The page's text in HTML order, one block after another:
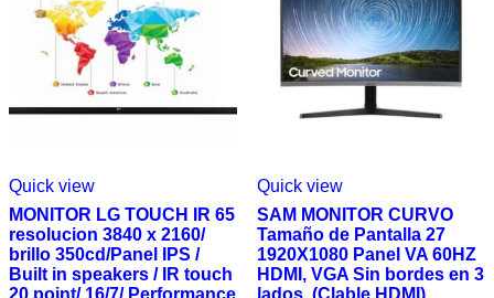
Quick view
MONITOR LG TOUCH IR 65
resolucion 3840 x 2160/
brillo 350cd/Panel IPS /
Built in speakers / IR touch
20 point/ 16/7/ Performance
Quick view
SAM MONITOR CURVO
Tamaño de Pantalla 27
1920X1080 Panel VA 60HZ
HDMI, VGA Sin bordes en 3
lados, (Clable HDMI)